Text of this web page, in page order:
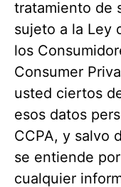
tratamiento de
sujeto a la Ley
los
Consumer
usted ciertos
esos datos
CCPA, y salvo
se entiende
cualquier